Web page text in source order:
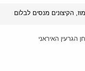
הקיצונים מנסים לבלום
הגרעין האיראני